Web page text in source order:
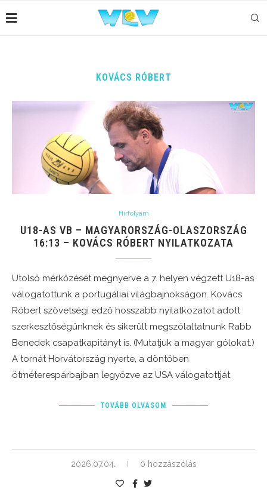
KOVÁCS RÓBERT
Hírfolyam
U18-AS VB – MAGYARORSZÁG-OLASZORSZÁG
16:13 – KOVÁCS RÓBERT NYILATKOZATA
Utolsó mérkőzését megnyerve a 7. helyen végzett U18-as
válogatottunk a portugáliai világbajnokságon. Kovács
Róbert szövetségi edző hosszabb nyilatkozatot adott
szerkesztőségünknek és sikerült megszólaltatnunk Rabb
Benedek csapatkapitányt is. (Mutatjuk a magyar gólokat.)
A tornát Horvátország nyerte, a döntőben
ötméterespárbajban legyőzve az USA válogatottját.
TOVÁBB OLVASOM
2026.07.04. 0 hozzászólás